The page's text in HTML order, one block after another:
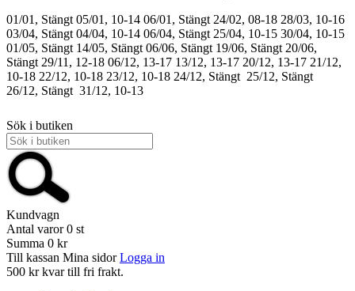
01/01, Stängt 05/01, 10-14 06/01, Stängt 24/02, 08-18 28/03, 10-16
03/04, Stängt 04/04, 10-14 06/04, Stängt 25/04, 10-15 30/04, 10-15
01/05, Stängt 14/05, Stängt 06/06, Stängt 19/06, Stängt 20/06,
Stängt 29/11, 12-18 06/12, 13-17 13/12, 13-17 20/12, 13-17 21/12,
10-18 22/12, 10-18 23/12, 10-18 24/12, Stängt 25/12, Stängt
26/12, Stängt 31/12, 10-13
Sök i butiken
Kundvagn
Antal varor 0 st
Summa 0 kr
Till kassan Mina sidor Logga in
500 kr kvar till fri frakt.